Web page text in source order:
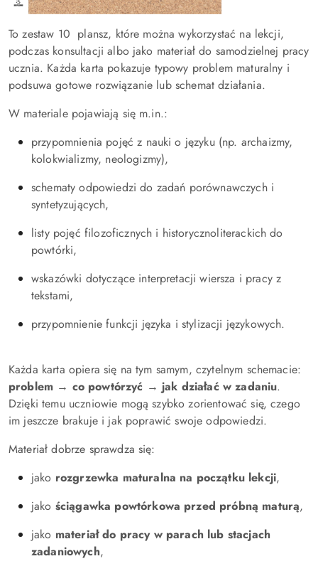
To zestaw 10 plansz, które można wykorzystać na lekcji,
podczas konsultacji albo jako materiał do samodzielnej pracy
ucznia. Każda karta pokazuje typowy problem maturalny i
podsuwa gotowe rozwiązanie lub schemat działania.
W materiale pojawiają się m.in.:
przypomnienia pojęć z nauki o języku (np. archaizmy,
kolokwializmy, neologizmy),
schematy odpowiedzi do zadań porównawczych i
syntetyzujących,
listy pojęć filozoficznych i historycznoliterackich do
powtórki,
wskazówki dotyczące interpretacji wiersza i pracy z
tekstami,
przypomnienie funkcji języka i stylizacji językowych.
Każda karta opiera się na tym samym, czytelnym schemacie:
problem → co powtórzyć → jak działać w zadaniu.
Dzięki temu uczniowie mogą szybko zorientować się, czego
im jeszcze brakuje i jak poprawić swoje odpowiedzi.
Materiał dobrze sprawdza się:
jako rozgrzewka maturalna na początku lekcji,
jako ściągawka powtórkowa przed próbną maturą,
jako materiał do pracy w parach lub stacjach
zadaniowych,